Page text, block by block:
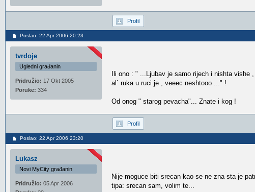
Profil
Poslao: 22 Apr 2006 20:23
tvrdoje
Ugledni građanin
Pridružio: 17 Okt 2005
Poruke: 334
Ili ono : " ...Ljubav je samo rijech i nishta vishe ,
al` ruka u ruci je , veeec neshtooo ..." !
Od onog " starog pevacha"... Znate i kog !
Profil
Poslao: 22 Apr 2006 23:20
Lukasz
Novi MyCity građanin
Pridružio: 05 Apr 2006
Nije moguce biti srecan kao se ne zna sta je
tipa: srecan sam, volim te...